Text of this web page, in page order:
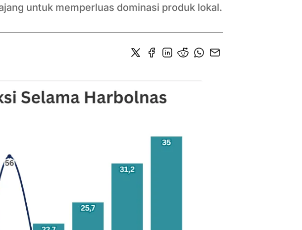
untuk memperluas dominasi produk lokal.